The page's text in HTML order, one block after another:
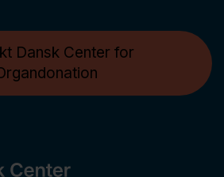
Dansk Center for